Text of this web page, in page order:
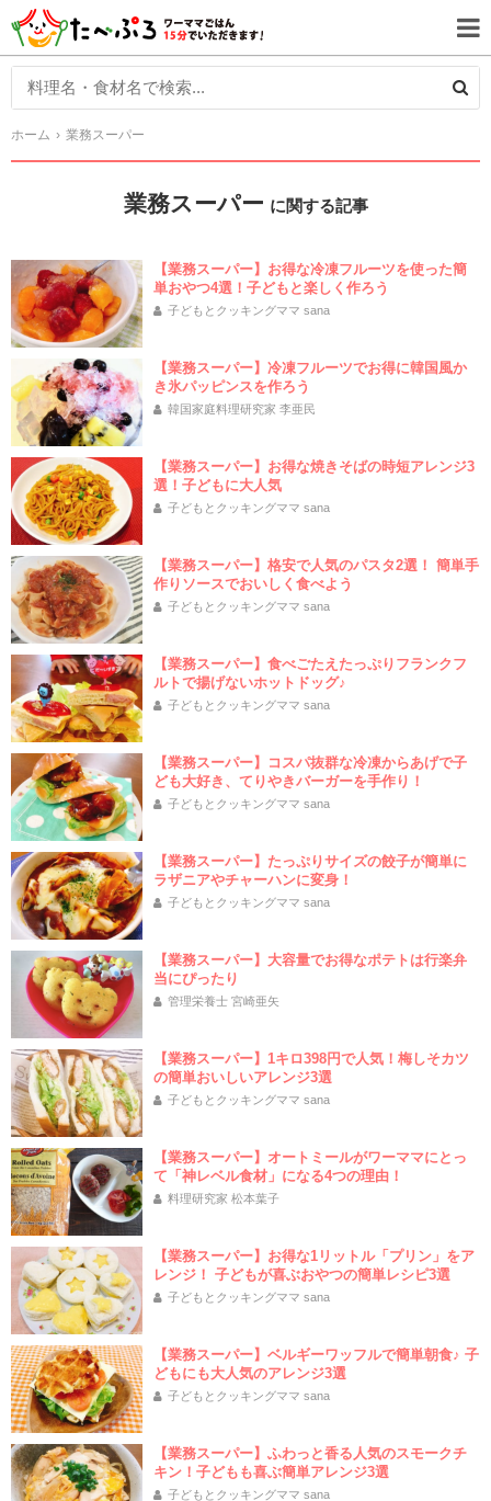
ホーム 業務スーパー
業務スーパー に関する記事
【業務スーパー】お得な冷凍フルーツを使った簡
単おやつ4選！子どもと楽しく作ろう
子どもとクッキングママ sana
【業務スーパー】冷凍フルーツでお得に韓国風か
き氷パッピンスを作ろう
韓国家庭料理研究家 李亜民
【業務スーパー】お得な焼きそばの時短アレンジ3
選！子どもに大人気
子どもとクッキングママ sana
【業務スーパー】格安で人気のパスタ2選！ 簡単手
作りソースでおいしく食べよう
子どもとクッキングママ sana
【業務スーパー】食べごたえたっぷりフランクフ
ルトで揚げないホットドッグ♪
子どもとクッキングママ sana
【業務スーパー】コスパ抜群な冷凍からあげで子
ども大好き、てりやきバーガーを手作り！
子どもとクッキングママ sana
【業務スーパー】たっぷりサイズの餃子が簡単に
ラザニアやチャーハンに変身！
子どもとクッキングママ sana
【業務スーパー】大容量でお得なポテトは行楽弁
当にぴったり
管理栄養士 宮崎亜矢
【業務スーパー】1キロ398円で人気！梅しそカツ
の簡単おいしいアレンジ3選
子どもとクッキングママ sana
【業務スーパー】オートミールがワーママにとっ
て「神レベル食材」になる4つの理由！
料理研究家 松本葉子
【業務スーパー】お得な1リットル「プリン」をア
レンジ！ 子どもが喜ぶおやつの簡単レシピ3選
子どもとクッキングママ sana
【業務スーパー】ベルギーワッフルで簡単朝食♪ 子
どもにも大人気のアレンジ3選
子どもとクッキングママ sana
【業務スーパー】ふわっと香る人気のスモークチ
キン！子どもも喜ぶ簡単アレンジ3選
子どもとクッキングママ sana